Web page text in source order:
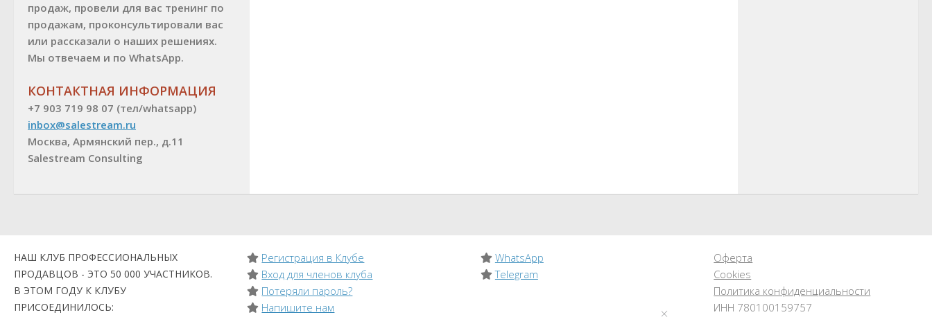
продаж, провели для вас тренинг по
продажам, проконсультировали вас
или рассказали о наших решениях.
Мы отвечаем и по WhatsApp.
КОНТАКТНАЯ ИНФОРМАЦИЯ
+7 903 719 98 07 (тел/whatsapp)
inbox@salestream.ru
Москва, Армянский пер., д.11
Salestream Consulting
НАШ КЛУБ ПРОФЕССИОНАЛЬНЫХ
ПРОДАВЦОВ - ЭТО 50 000 УЧАСТНИКОВ.
В ЭТОМ ГОДУ К КЛУБУ
ПРИСОЕДИНИЛОСЬ:
Регистрация в Клубе
Вход для членов клуба
Потеряли пароль?
Напишите нам
WhatsApp
Telegram
Оферта
Cookies
Политика конфиденциальности
ИНН 780100159757